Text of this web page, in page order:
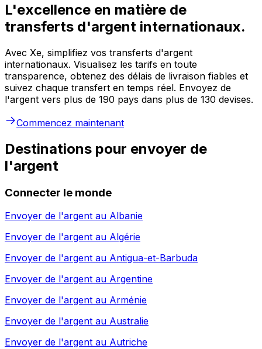
L'excellence en matière de
transferts d'argent internationaux.
Avec Xe, simplifiez vos transferts d'argent
internationaux. Visualisez les tarifs en toute
transparence, obtenez des délais de livraison fiables et
suivez chaque transfert en temps réel. Envoyez de
l'argent vers plus de 190 pays dans plus de 130 devises.
Commencez maintenant
Destinations pour envoyer de
l'argent
Connecter le monde
Envoyer de l'argent au Albanie
Envoyer de l'argent au Algérie
Envoyer de l'argent au Antigua-et-Barbuda
Envoyer de l'argent au Argentine
Envoyer de l'argent au Arménie
Envoyer de l'argent au Australie
Envoyer de l'argent au Autriche